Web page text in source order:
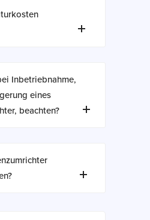
Inbetriebnahme,
eines
beachten?